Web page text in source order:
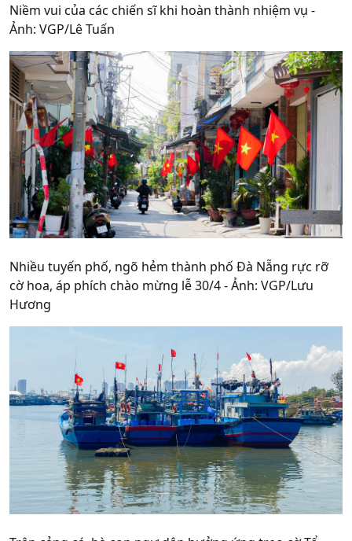
Niềm vui của các chiến sĩ khi hoàn thành nhiệm vụ -
Ảnh: VGP/Lê Tuấn
Nhiều tuyến phố, ngõ hẻm thành phố Đà Nẵng rực rỡ
cờ hoa, áp phích chào mừng lễ 30/4 - Ảnh: VGP/Lưu
Hương